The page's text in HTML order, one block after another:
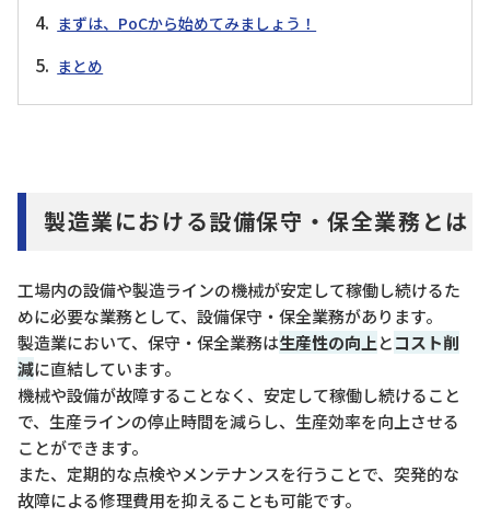
まずは、PoCから始めてみましょう！
まとめ
製造業における設備保守・保全業務とは
工場内の設備や製造ラインの機械が安定して稼働し続けるた
めに必要な業務として、設備保守・保全業務があります。
製造業において、保守・保全業務は生産性の向上とコスト削
減に直結しています。
機械や設備が故障することなく、安定して稼働し続けること
で、生産ラインの停止時間を減らし、生産効率を向上させる
ことができます。
また、定期的な点検やメンテナンスを行うことで、突発的な
故障による修理費用を抑えることも可能です。